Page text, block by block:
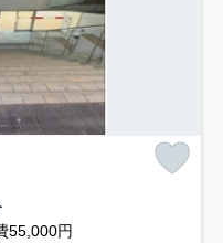
55,000円